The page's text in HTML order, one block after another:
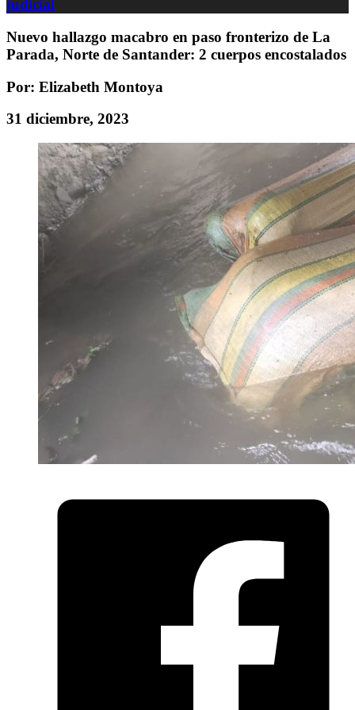
judicial
Nuevo hallazgo macabro en paso fronterizo de La
Parada, Norte de Santander: 2 cuerpos encostalados
Por: Elizabeth Montoya
31 diciembre, 2023